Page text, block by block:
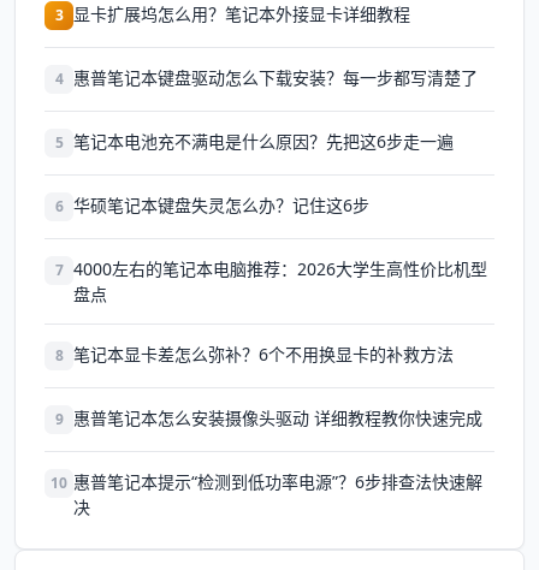
3 显卡扩展坞怎么用？笔记本外接显卡详细教程
4 惠普笔记本键盘驱动怎么下载安装？每一步都写清楚了
5 笔记本电池充不满电是什么原因？先把这6步走一遍
6 华硕笔记本键盘失灵怎么办？记住这6步
7 4000左右的笔记本电脑推荐：2026大学生高性价比机型
盘点
8 笔记本显卡差怎么弥补？6个不用换显卡的补救方法
9 惠普笔记本怎么安装摄像头驱动 详细教程教你快速完成
10 惠普笔记本提示“检测到低功率电源”？6步排查法快速解
决